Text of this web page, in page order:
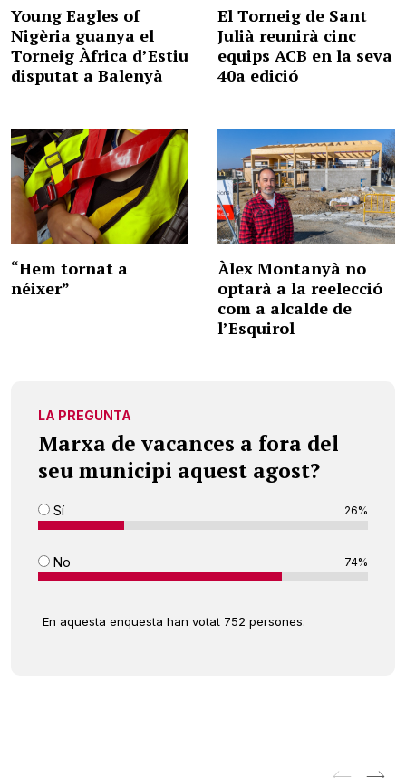
Young Eagles of
Nigèria guanya el
Torneig Àfrica d’Estiu
disputat a Balenyà
El Torneig de Sant
Julià reunirà cinc
equips ACB en la seva
40a edició
“Hem tornat a
néixer”
Àlex Montanyà no
optarà a la reelecció
com a alcalde de
l’Esquirol
LA PREGUNTA
Marxa de vacances a fora del
seu municipi aquest agost?
Sí 26%
No 74%
En aquesta enquesta han votat 752 persones.